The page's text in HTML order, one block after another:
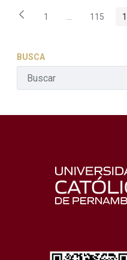
Página
1 ...PáginasPágina
115
BUSCA